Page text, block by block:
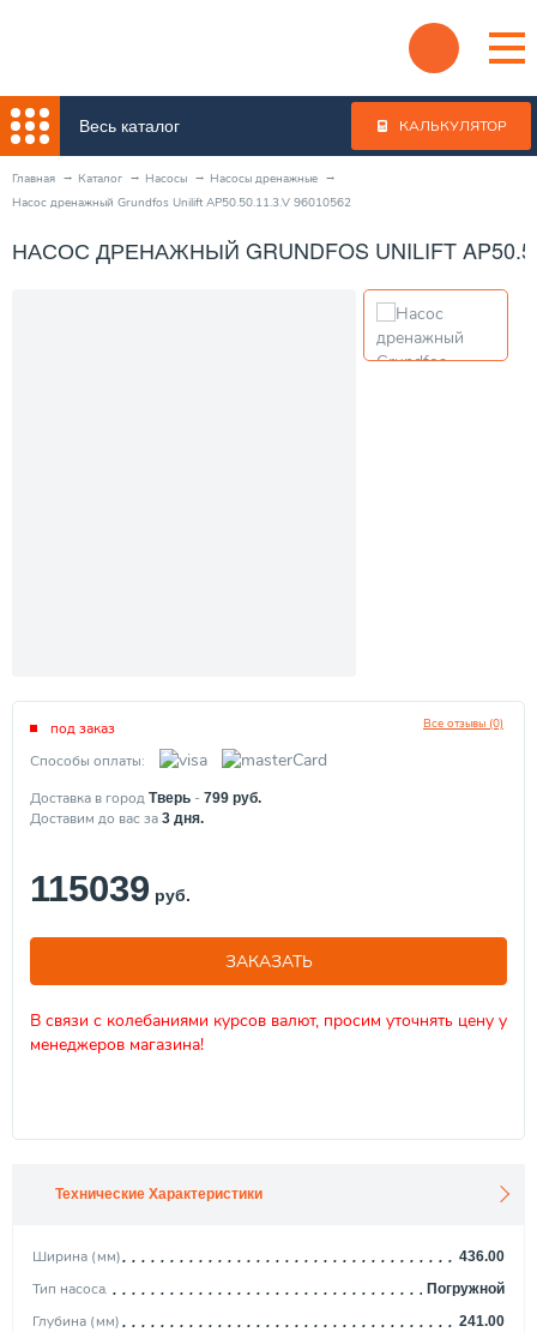
Весь каталог КАЛЬКУЛЯТОР
Главная Каталог Насосы
Насосы дренажные
Насос дренажный Grundfos Unilift AP50.50.11.3.V 96010562
НАСОС ДРЕНАЖНЫЙ GRUNDFOS UNILIFT
Все отзывы (0)
под заказ
Способы оплаты:
Доставка в город Тверь - 799 руб.
Доставим до вас за 3 дня.
115039 руб.
ЗАКАЗАТЬ
В связи с колебаниями курсов валют, просим уточнять цену у
менеджеров магазина!
Технические Характеристики
Ширина (мм) 436.00
Тип насоса Погружной
Глубина (мм) 241.00